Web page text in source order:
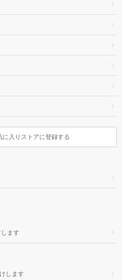
に入りストアに登録する
ます
します